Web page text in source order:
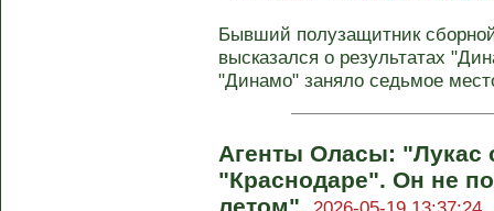
Бывший полузащитник
высказался о результатах
"Динамо" заняло седьмое
Агенты Оласы: "Лукас
"Краснодаре". Он не